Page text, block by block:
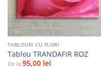
TABLOURI CU FLORI
Tablou TRANDAFIR ROZ
De la 95,00 lei